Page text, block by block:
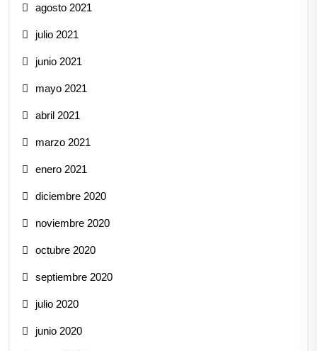
agosto 2021
julio 2021
junio 2021
mayo 2021
abril 2021
marzo 2021
enero 2021
diciembre 2020
noviembre 2020
octubre 2020
septiembre 2020
julio 2020
junio 2020